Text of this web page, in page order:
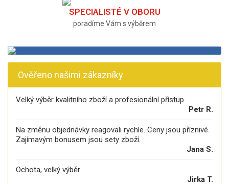
SPECIALISTÉ V OBORU
poradíme Vám s výběrem
Ověřeno našimi zákazníky
Velký výběr kvalitního zboží a profesionální přístup.
Petr R.
Na změnu objednávky reagovali rychle. Ceny jsou příznivé.
Zajímavým bonusem jsou sety zboží.
Jana S.
Ochota, velký výběr
Jirka T.